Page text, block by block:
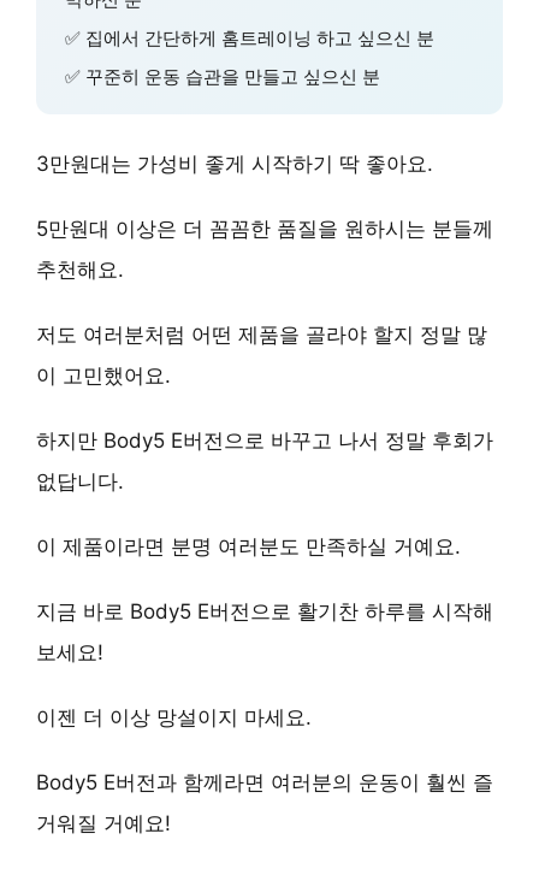
✅ 집에서 간단하게 홈트레이닝 하고 싶으신 분
✅ 꾸준히 운동 습관을 만들고 싶으신 분
3만원대는 가성비 좋게 시작하기 딱 좋아요.
5만원대 이상은 더 꼼꼼한 품질을 원하시는 분들께
추천해요.
저도 여러분처럼 어떤 제품을 골라야 할지 정말 많
이 고민했어요.
하지만 Body5 E버전 으로 바꾸고 나서 정말 후회가
없답니다.
이 제품이라면 분명 여러분도 만족하실 거예요.
지금 바로 Body5 E버전 으로 활기찬 하루를 시작해
보세요!
이젠 더 이상 망설이지 마세요.
Body5 E버전과 함께라면 여러분의 운동이 훨씬 즐
거워질 거예요!